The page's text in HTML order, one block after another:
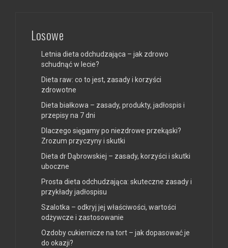
Losowe
Letnia dieta odchudzająca – jak zdrowo
schudnąć w lecie?
Dieta raw: co to jest, zasady i korzyści
zdrowotne
Dieta białkowa – zasady, produkty, jadłospis i
przepisy na 7 dni
Dlaczego sięgamy po niezdrowe przekąski?
Zrozum przyczyny i skutki
Dieta dr Dąbrowskiej – zasady, korzyści i skutki
uboczne
Prosta dieta odchudzająca: skuteczne zasady i
przykłady jadłospisu
Szalotka – odkryj jej właściwości, wartości
odżywcze i zastosowanie
Ozdoby cukiernicze na tort – jak dopasować je
do okazji?